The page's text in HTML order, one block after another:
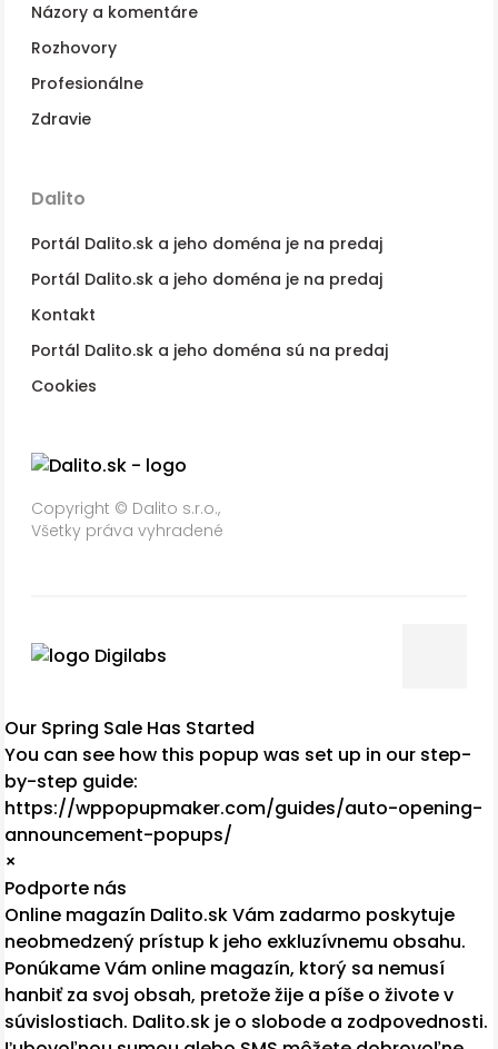
Copyright © Dalito s.r.o.,
Všetky práva vyhradené
Názory a komentáre
Rozhovory
Profesionálne
Zdravie
Dalito
Portál Dalito.sk a jeho doména je na predaj
Portál Dalito.sk a jeho doména je na predaj
Kontakt
Portál Dalito.sk a jeho doména sú na predaj
Cookies
Our Spring Sale Has Started
You can see how this popup was set up in our step-
by-step guide:
https://wppopupmaker.com/guides/auto-opening-
announcement-popups/
×
Podporte nás
Online magazín Dalito.sk Vám zadarmo poskytuje
neobmedzený prístup k jeho exkluzívnemu obsahu.
Ponúkame Vám online magazín, ktorý sa nemusí
hanbiť za svoj obsah, pretože žije a píše o živote v
súvislostiach. Dalito.sk je o slobode a zodpovednosti.